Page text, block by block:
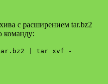
с расширением tar.bz2
команду:
| tar xvf -